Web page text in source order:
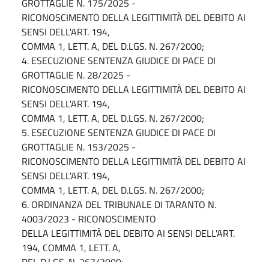
RICONOSCIMENTO DELLA LEGITTIMITÀ DEL DEBITO AI
SENSI DELL'ART. 194,
COMMA 1, LETT. A, DEL D.LGS. N. 267/2000;
4. ESECUZIONE SENTENZA GIUDICE DI PACE DI
GROTTAGLIE N. 28/2025 -
RICONOSCIMENTO DELLA LEGITTIMITÀ DEL DEBITO AI
SENSI DELL'ART. 194,
COMMA 1, LETT. A, DEL D.LGS. N. 267/2000;
5. ESECUZIONE SENTENZA GIUDICE DI PACE DI
GROTTAGLIE N. 153/2025 -
RICONOSCIMENTO DELLA LEGITTIMITÀ DEL DEBITO AI
SENSI DELL'ART. 194,
COMMA 1, LETT. A, DEL D.LGS. N. 267/2000;
6. ORDINANZA DEL TRIBUNALE DI TARANTO N.
4003/2023 - RICONOSCIMENTO
DELLA LEGITTIMITÀ DEL DEBITO AI SENSI DELL'ART.
194, COMMA 1, LETT. A,